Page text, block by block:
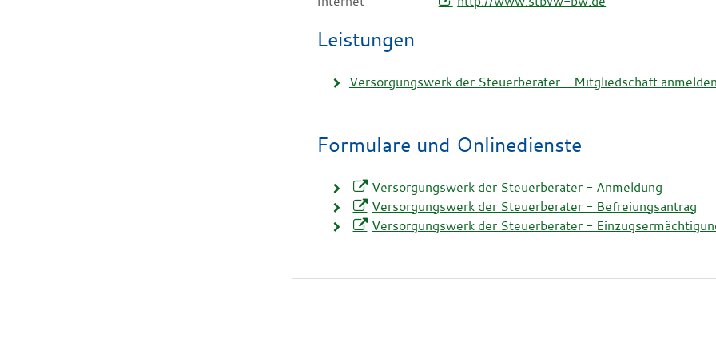
Leistungen
Versorgungswerk der Steuerberater - Mitgliedschaft
Formulare und Onlinedienste
Versorgungswerk der Steuerberater - Anmeldung
Versorgungswerk der Steuerberater - Befreiungsantrag
Versorgungswerk der Steuerberater -